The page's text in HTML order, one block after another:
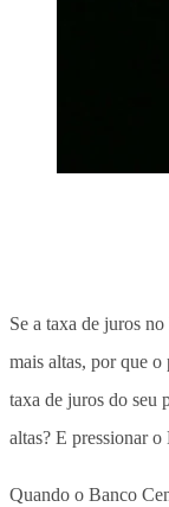
Se a taxa de juros
mais altas, por que o
taxa de juros do seu
altas? E pressionar
Quando o Banco